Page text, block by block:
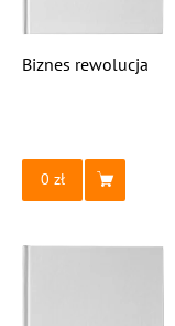
Biznes rewolucja
0